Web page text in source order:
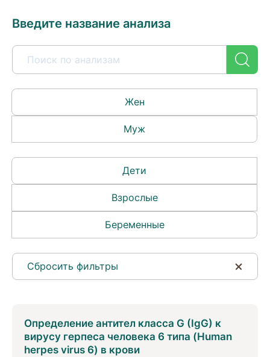
Введите название анализа
Жен
Муж
Дети
Взрослые
Беременные
Сбросить фильтры
Определение антител класса G (IgG) к
вирусу герпеса человека 6 типа (Human
herpes virus 6) в крови